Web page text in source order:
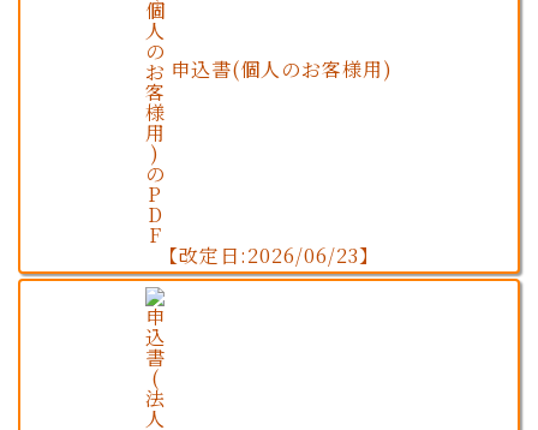
申込書(個人のお客様用)
【改定日:2026/06/23】